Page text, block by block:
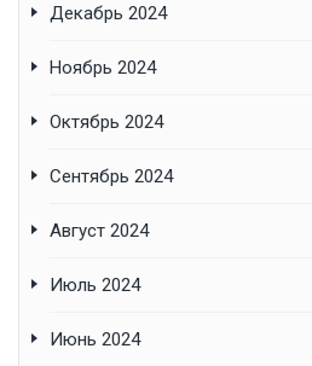
Декабрь 2024
Ноябрь 2024
Октябрь 2024
Сентябрь 2024
Август 2024
Июль 2024
Июнь 2024